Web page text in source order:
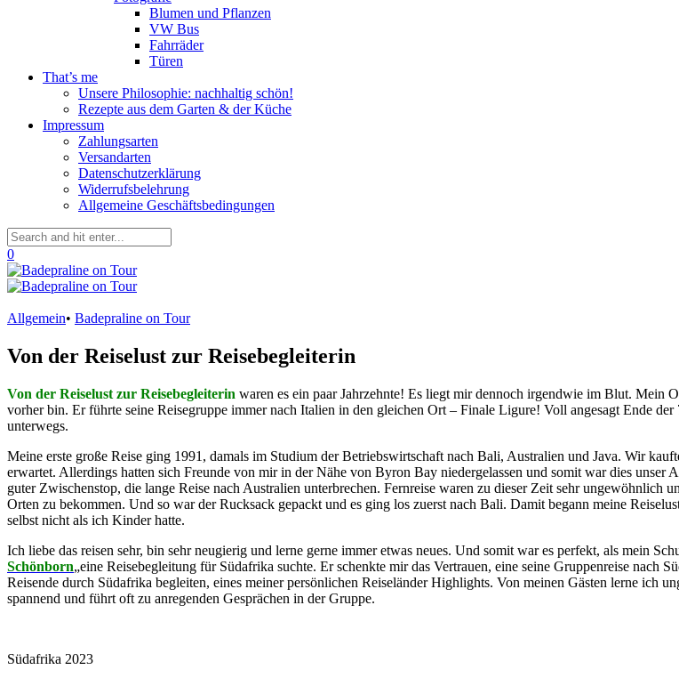
Blumen und Pflanzen
VW Bus
Fahrräder
Türen
That’s me
Unsere Philosophie: nachhaltig schön!
Rezepte aus dem Garten & der Küche
Impressum
Zahlungsarten
Versandarten
Datenschutzerklärung
Widerrufsbelehrung
Allgemeine Geschäftsbedingungen
0
Allgemein• Badepraline on Tour
Von der Reiselust zur Reisebegleiterin
Von der Reiselust zur Reisebegleiterin waren es ein paar Jahrzehnte! Es liegt mir dennoch irgendwie im Blut. Mein
vorher bin. Er führte seine Reisegruppe immer nach Italien in den gleichen Ort – Finale Ligure! Voll angesagt Ende
unterwegs.
Meine erste große Reise ging 1991, damals im Studium der Betriebswirtschaft nach Bali, Australien und Java. Wir
erwartet. Allerdings hatten sich Freunde von mir in der Nähe von Byron Bay niedergelassen und somit war dies
guter Zwischenstop, die lange Reise nach Australien unterbrechen. Fernreise waren zu dieser Zeit sehr
Orten zu bekommen. Und so war der Rucksack gepackt und es ging los zuerst nach Bali. Damit begann meine
selbst nicht als ich Kinder hatte.
Ich liebe das reisen sehr, bin sehr neugierig und lerne gerne immer etwas neues. Und somit war es perfekt, als mein
Schönborn„eine Reisebegleitung für Südafrika suchte. Er schenkte mir das Vertrauen, eine seine Gruppenreise
Reisende durch Südafrika begleiten, eines meiner persönlichen Reiseländer Highlights. Von meinen Gästen lerne ich
spannend und führt oft zu anregenden Gesprächen in der Gruppe.
Südafrika 2023